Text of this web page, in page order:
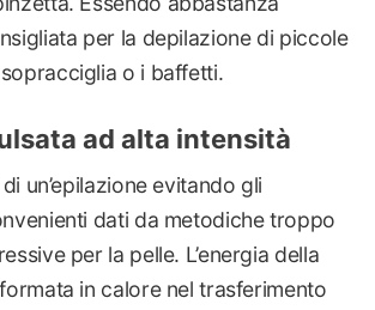
per la depilazione di piccole
o i baffetti.
ad alta intensità
un’epilazione evitando gli
dati da metodiche troppo
per la pelle. L’energia della
in calore nel trasferimento